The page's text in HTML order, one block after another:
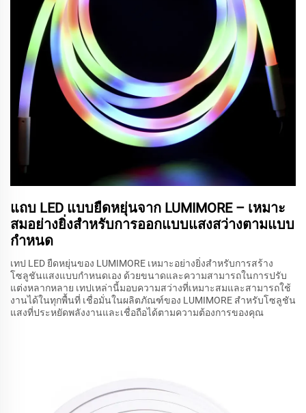
แถบ LED แบบยืดหยุ่นจาก LUMIMORE – เหมาะ
สมอย่างยิ่งสำหรับการออกแบบแสงสว่างตามแบบ
กำหนด
เทป LED ยืดหยุ่นของ LUMIMORE เหมาะอย่างยิ่งสำหรับการสร้าง
โซลูชันแสงแบบกำหนดเอง ด้วยขนาดและความสามารถในการปรับ
แต่งหลากหลาย เทปเหล่านี้มอบความสว่างที่เหมาะสมและสามารถใช้
งานได้ในทุกพื้นที่ เชื่อมั่นในผลิตภัณฑ์ของ LUMIMORE สำหรับโซลูชัน
แสงที่ประหยัดพลังงานและเชื่อถือได้ตามความต้องการของคุณ